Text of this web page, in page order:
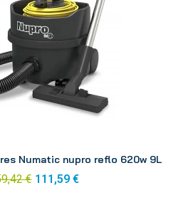
Numatic nupro reflo 620w 9L
€ 111,59 €